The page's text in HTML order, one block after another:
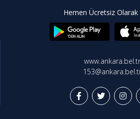
Hemen Ücretsiz Olarak
www.ankara.bel.tr